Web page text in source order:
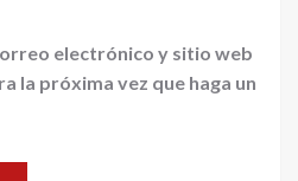
electrónico y sitio web
la próxima vez que haga un